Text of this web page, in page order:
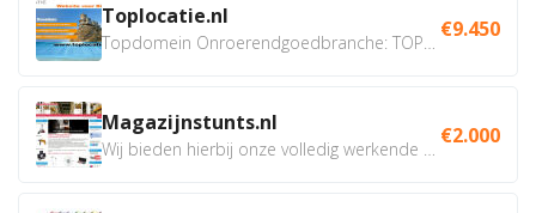
Toplocatie.nl €9.450
Magazijnstunts.nl €2.000